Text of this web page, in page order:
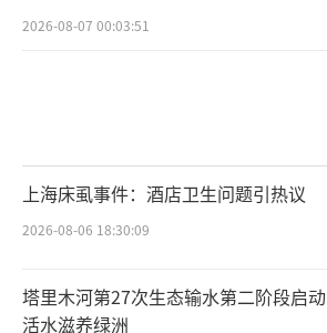
2026-08-07 00:03:51
上海床虱事件：酒店卫生问题引热议
2026-08-06 18:30:09
塔里木河第27次生态输水第二阶段启动
活水滋养绿洲